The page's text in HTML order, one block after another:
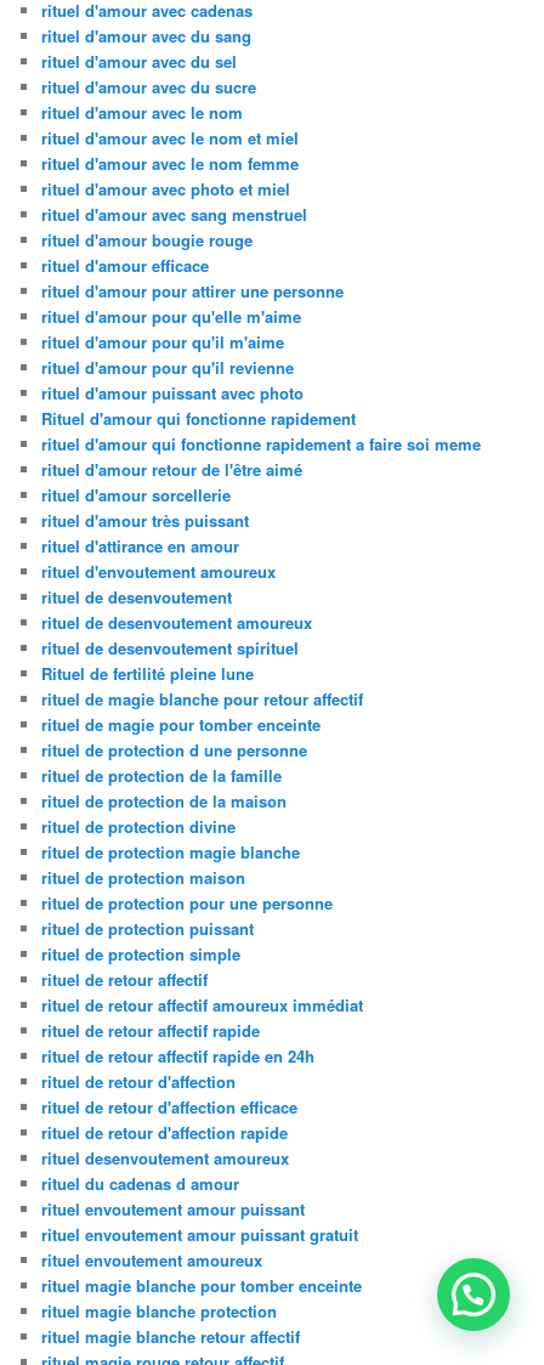
rituel d'amour avec cadenas
rituel d'amour avec du sang
rituel d'amour avec du sel
rituel d'amour avec du sucre
rituel d'amour avec le nom
rituel d'amour avec le nom et miel
rituel d'amour avec le nom femme
rituel d'amour avec photo et miel
rituel d'amour avec sang menstruel
rituel d'amour bougie rouge
rituel d'amour efficace
rituel d'amour pour attirer une personne
rituel d'amour pour qu'elle m'aime
rituel d'amour pour qu'il m'aime
rituel d'amour pour qu'il revienne
rituel d'amour puissant avec photo
Rituel d'amour qui fonctionne rapidement
rituel d'amour qui fonctionne rapidement a faire soi meme
rituel d'amour retour de l'être aimé
rituel d'amour sorcellerie
rituel d'amour très puissant
rituel d'attirance en amour
rituel d'envoutement amoureux
rituel de desenvoutement
rituel de desenvoutement amoureux
rituel de desenvoutement spirituel
Rituel de fertilité pleine lune
rituel de magie blanche pour retour affectif
rituel de magie pour tomber enceinte
rituel de protection d une personne
rituel de protection de la famille
rituel de protection de la maison
rituel de protection divine
rituel de protection magie blanche
rituel de protection maison
rituel de protection pour une personne
rituel de protection puissant
rituel de protection simple
rituel de retour affectif
rituel de retour affectif amoureux immédiat
rituel de retour affectif rapide
rituel de retour affectif rapide en 24h
rituel de retour d'affection
rituel de retour d'affection efficace
rituel de retour d'affection rapide
rituel desenvoutement amoureux
rituel du cadenas d amour
rituel envoutement amour puissant
rituel envoutement amour puissant gratuit
rituel envoutement amoureux
rituel magie blanche pour tomber enceinte
rituel magie blanche protection
rituel magie blanche retour affectif